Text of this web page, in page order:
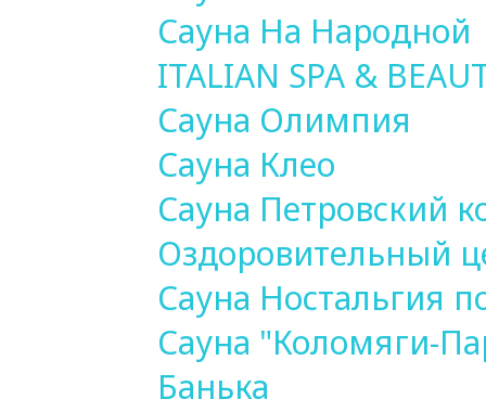
Сауна На Народной
ITALIAN SPA &
Сауна Олимпия
Сауна Клео
Сауна Петровский
Оздоровительный
Сауна Ностальгия
Сауна "Коломяги-
Банька